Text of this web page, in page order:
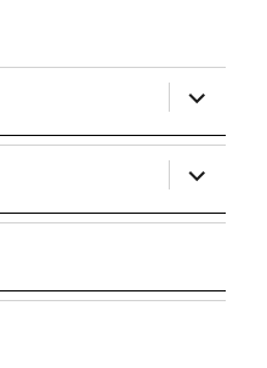
ouvrir
le
sous-
menu
ouvrir
le
sous-
menu